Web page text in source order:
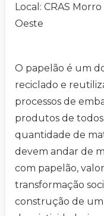
Local: CRAS
Oeste
O papelão é um
reciclado e
processos de
produtos de todos
quantidade de
devem andar de
com papelão,
transformação
construção de